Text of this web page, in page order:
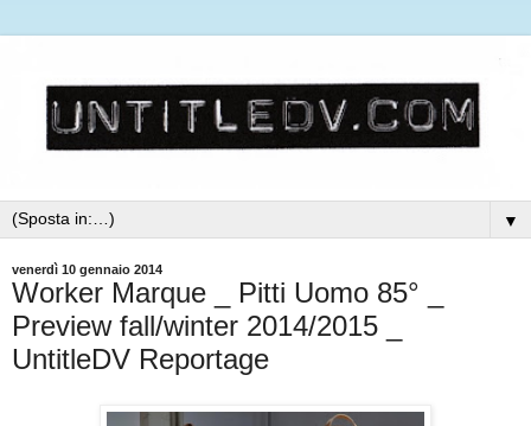
▼
venerdì 10 gennaio 2014
Worker Marque _ Pitti Uomo 85° _
Preview fall/winter 2014/2015 _
UntitleDV Reportage